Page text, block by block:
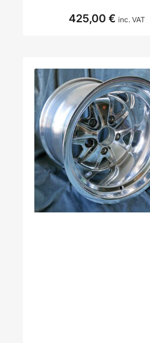
Prix
425,00 € inc. VAT